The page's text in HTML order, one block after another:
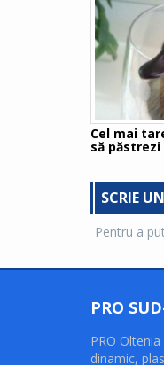
Cel mai
să păstrezi
SCRIE
Pentru a
PRO
PRO
dinamic,